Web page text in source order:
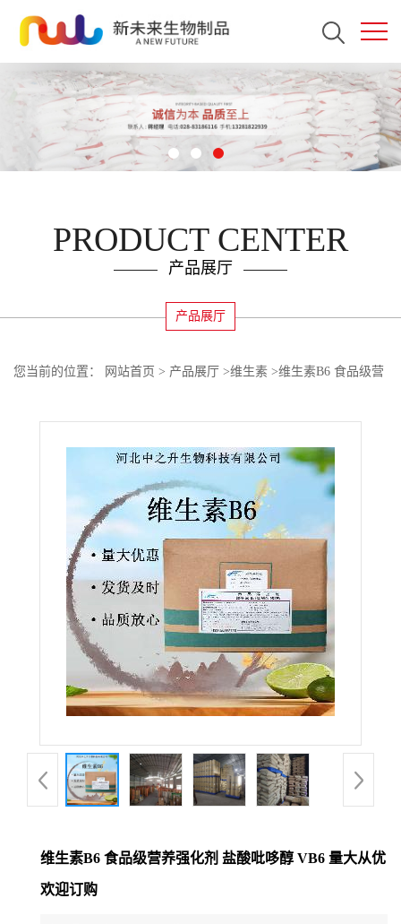
PRODUCT CENTER
产品展厅
产品展厅
您当前的位置： 网站首页 > 产品展厅 >维生素 >维生素B6 食品级营
维生素B6 食品级营养强化剂 盐酸吡哆醇 VB6 量大从优
欢迎订购